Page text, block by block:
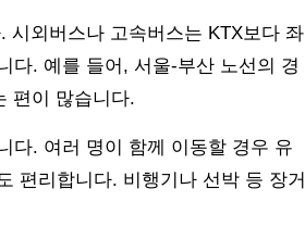
시외버스나 고속버스는 KTX보다 좌
다. 예를 들어, 서울-부산 노선의 경
편이 많습니다.
다. 여러 명이 함께 이동할 경우 유
편리합니다. 비행기나 선박 등 장거